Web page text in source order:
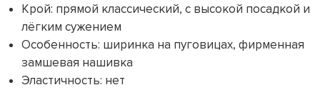
Крой: прямой классический, с высокой посадкой и
лёгким сужением
Особенность: ширинка на пуговицах, фирменная
замшевая нашивка
Эластичность: нет